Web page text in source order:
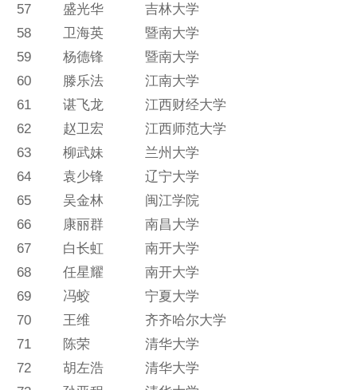
57
盛光华
吉林大学
58
卫海英
暨南大学
59
杨德锋
暨南大学
60
滕乐法
江南大学
61
谌飞龙
江西财经大学
62
赵卫宏
江西师范大学
63
柳武妹
兰州大学
64
袁少锋
辽宁大学
65
吴金林
闽江学院
66
康丽群
南昌大学
67
白长虹
南开大学
68
任星耀
南开大学
69
冯蛟
宁夏大学
70
王维
齐齐哈尔大学
71
陈荣
清华大学
72
胡左浩
清华大学